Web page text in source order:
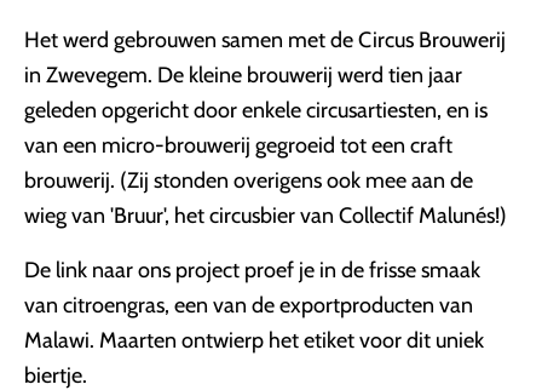
Het werd gebrouwen samen met de Circus Brouwerij
in Zwevegem. De kleine brouwerij werd tien jaar
geleden opgericht door enkele circusartiesten, en is
van een micro-brouwerij gegroeid tot een craft
brouwerij. (Zij stonden overigens ook mee aan de
wieg van 'Bruur', het circusbier van Collectif Malunés!)
De link naar ons project proef je in de frisse smaak
van citroengras, een van de exportproducten van
Malawi. Maarten ontwierp het etiket voor dit uniek
biertje.